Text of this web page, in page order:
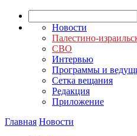
Новости
Палестино-
СВО
Интервью
Программы и
Сетка вещания
Редакция
Приложение
Главная Новости